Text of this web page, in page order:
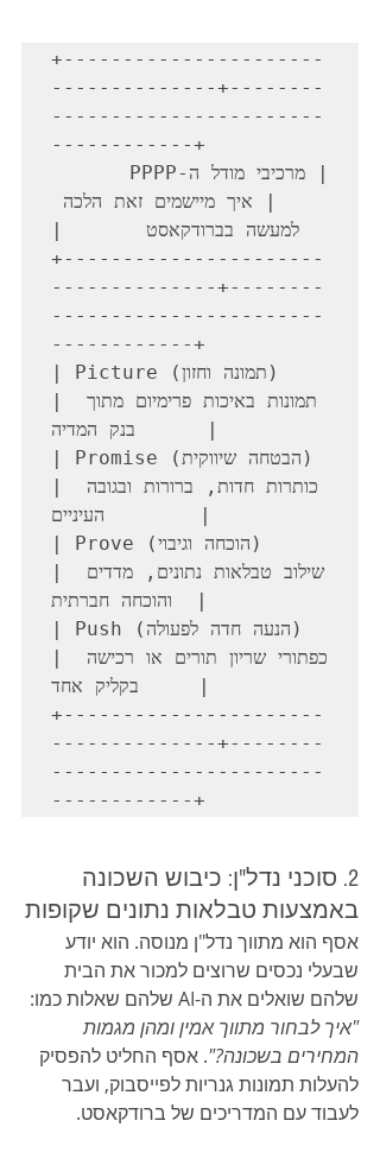
+----------------------
--------------+--------
-----------------------
------------+
+----------------------
--------------+--------
-----------------------
------------+
| Picture (תמונה וחזון)
| תמונות באיכות פרימיום מתוך
בנק המדיה      |
| Promise (הבטחה שיווקית)
| כותרות חדות, ברורות ובגובה
העיניים        |
| Prove (הוכחה וגיבוי)
| שילוב טבלאות נתונים, מדדים
והוכחה חברתית  |
| Push (הנעה חדה לפעולה)
| כפתורי שריון תורים או רכישה
בקליק אחד     |
+----------------------
--------------+--------
-----------------------
2. סוכני נדל"ן: כיבוש השכונה
באמצעות טבלאות נתונים שקופות
אסף הוא מתווך נדל"ן מנוסה. הוא יודע
שבעלי נכסים שרוצים למכור את הבית
שלהם שואלים את ה-AI שלהם שאלות כמו:
"איך לבחור מתווך אמין ומהן מגמות
המחירים בשכונה?". אסף החליט להפסיק
להעלות תמונות גנריות לפייסבוק, ועבר
לעבוד עם המדריכים של ברודקאסט.